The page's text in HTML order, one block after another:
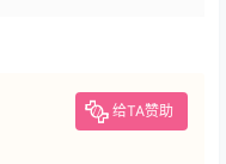
给TA赞助